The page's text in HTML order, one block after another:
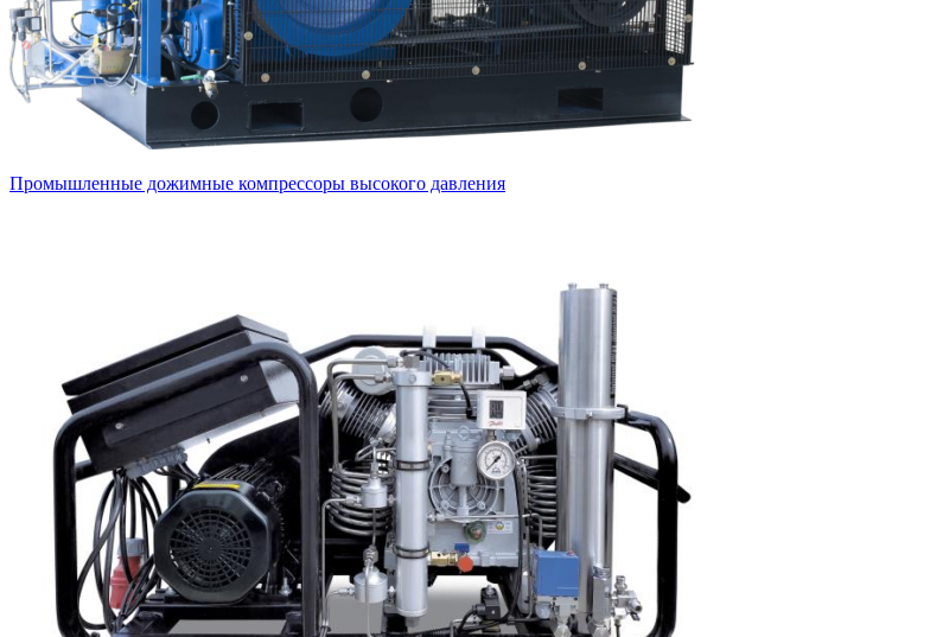
Промышленные дожимные компрессоры высокого давления